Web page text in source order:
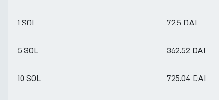
1 SOL 72.5 DAI
5 SOL 362.52 DAI
10 SOL 725.04 DAI